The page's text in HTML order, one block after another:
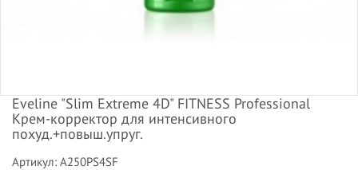
Eveline "Slim Extreme 4D" FITNESS Professional
Крем-корректор для интенсивного
похуд.+повыш.упруг.
Артикул: A250PS4SF